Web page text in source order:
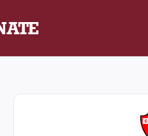
1° Fase. Partido entre Lanús y